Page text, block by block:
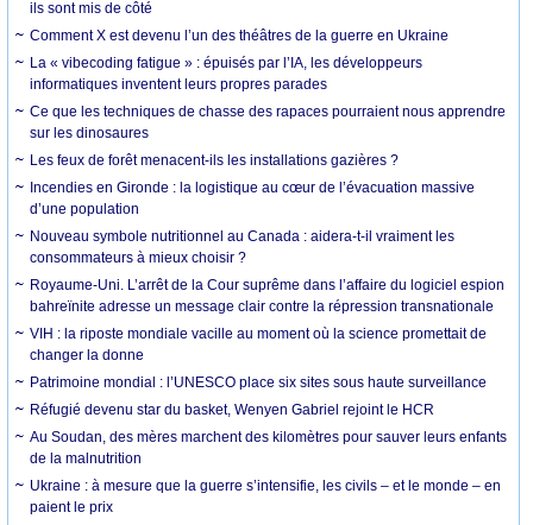
ils sont mis de côté
Comment X est devenu l’un des théâtres de la guerre en Ukraine
La « vibecoding fatigue » : épuisés par l’IA, les développeurs
informatiques inventent leurs propres parades
Ce que les techniques de chasse des rapaces pourraient nous apprendre
sur les dinosaures
Les feux de forêt menacent-ils les installations gazières ?
Incendies en Gironde : la logistique au cœur de l’évacuation massive
d’une population
Nouveau symbole nutritionnel au Canada : aidera-t-il vraiment les
consommateurs à mieux choisir ?
Royaume-Uni. L’arrêt de la Cour suprême dans l’affaire du logiciel espion
bahreïnite adresse un message clair contre la répression transnationale
VIH : la riposte mondiale vacille au moment où la science promettait de
changer la donne
Patrimoine mondial : l’UNESCO place six sites sous haute surveillance
Réfugié devenu star du basket, Wenyen Gabriel rejoint le HCR
Au Soudan, des mères marchent des kilomètres pour sauver leurs enfants
de la malnutrition
Ukraine : à mesure que la guerre s’intensifie, les civils – et le monde – en
paient le prix